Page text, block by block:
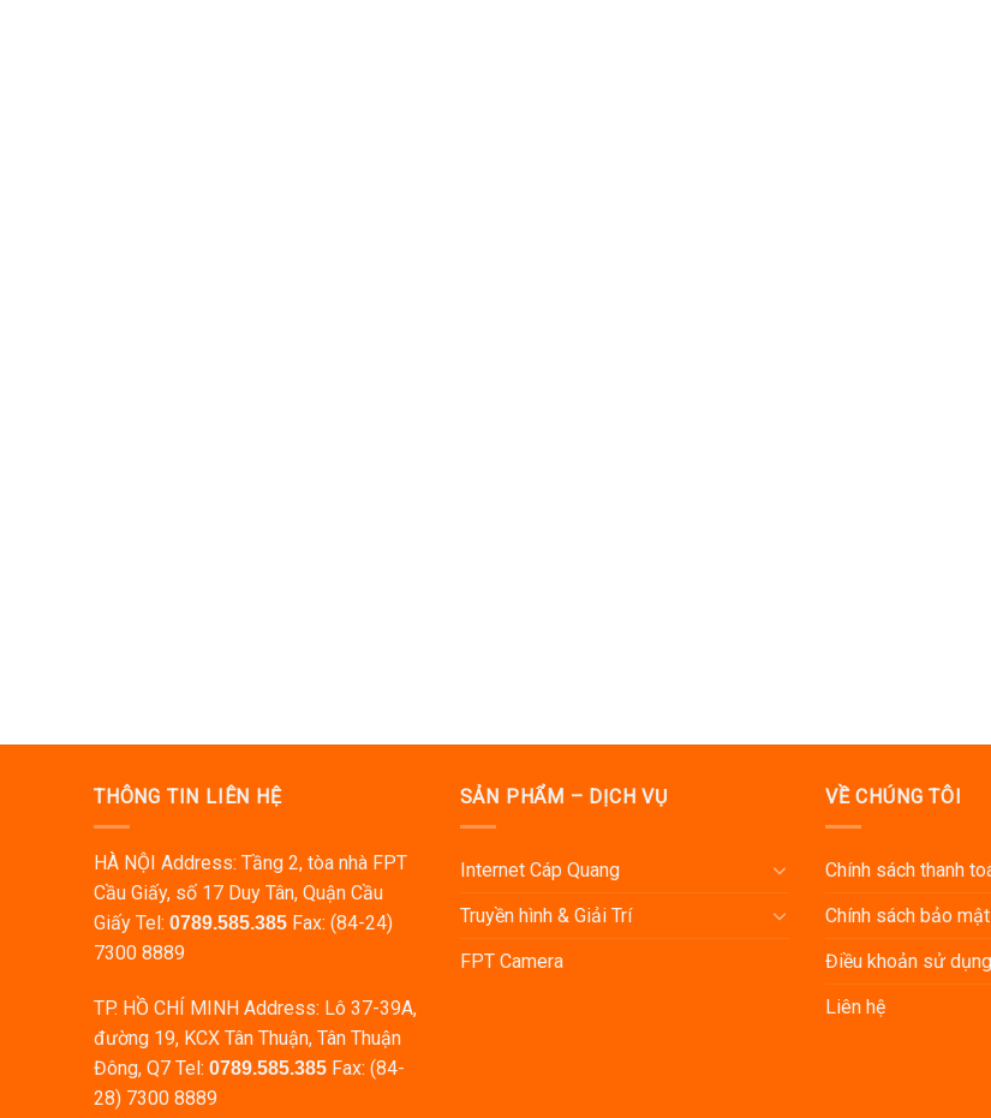
THÔNG TIN LIÊN HỆ
HÀ NỘI Address: Tầng 2, tòa nhà FPT
Cầu Giấy, số 17 Duy Tân, Quận Cầu
Giấy Tel: 0789.585.385 Fax: (84-24)
7300 8889
TP. HỒ CHÍ MINH Address: Lô 37-39A,
đường 19, KCX Tân Thuận, Tân Thuận
Đông, Q7 Tel: 0789.585.385 Fax: (84-
28) 7300 8889
SẢN PHẨM – DỊCH VỤ
Internet Cáp Quang
Truyền hình & Giải Trí
FPT Camera
VỀ CHÚNG TÔI
Chính sách thanh
Chính sách bảo mật
Điều khoản sử
Liên hệ